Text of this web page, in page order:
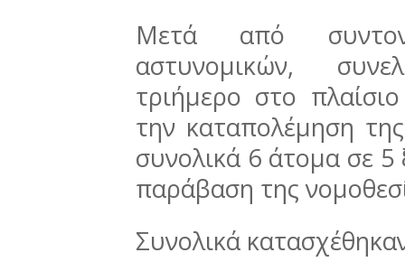
Μετά από
αστυνομικών,
τριήμερο στο
την καταπολέμηση
συνολικά 6 άτομα σε 5
παράβαση της
Συνολικά